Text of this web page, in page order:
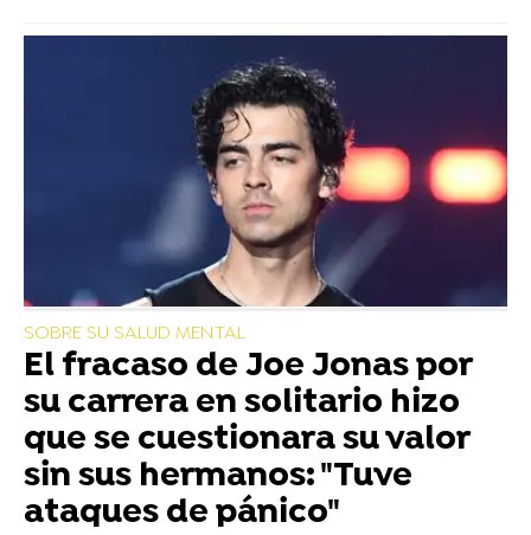
SOBRE SU SALUD MENTAL
El fracaso de Joe Jonas por
su carrera en solitario hizo
que se cuestionara su valor
sin sus hermanos: "Tuve
ataques de pánico"